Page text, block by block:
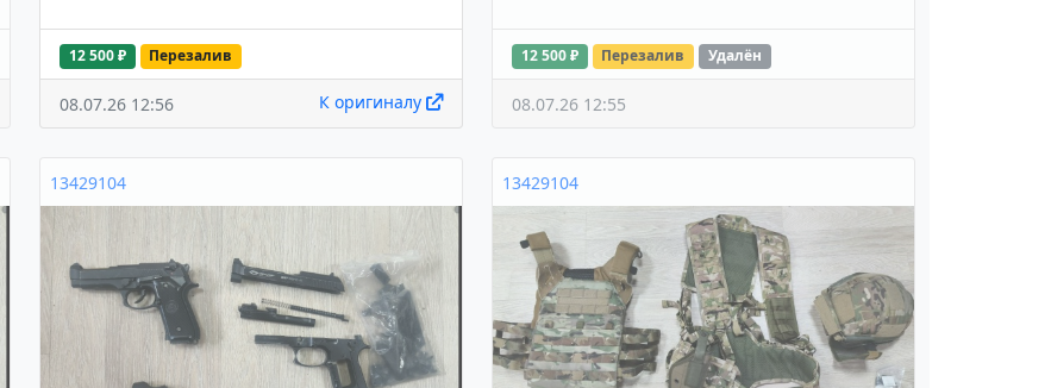
12 500 ₽ Перезалив
08.07.26 12:56 К оригиналу
12 500 ₽ Перезалив Удалён
08.07.26 12:55
13429104 13429104